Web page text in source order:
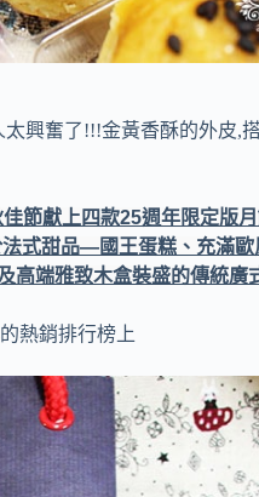
興奮了!!!金黃香酥的外皮,
節獻上四款25週年限定版
式甜品—國王蛋糕、充滿
端雅致木盒裝盛的傳統廣
熱銷排行榜上